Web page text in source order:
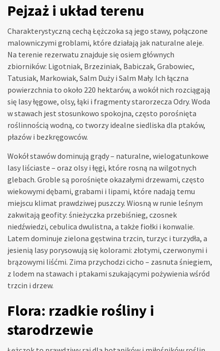
Pejzaż i układ terenu
Charakterystyczną cechą Łężczoka są jego stawy, połączone
malowniczymi groblami, które działają jak naturalne aleje.
Na terenie rezerwatu znajduje się osiem głównych
zbiorników: Ligotniak, Brzeziniak, Babiczak, Grabowiec,
Tatusiak, Markowiak, Salm Duży i Salm Mały. Ich łączna
powierzchnia to około 220 hektarów, a wokół nich rozciągają
się lasy łęgowe, olsy, łąki i fragmenty starorzecza Odry. Woda
w stawach jest stosunkowo spokojna, często porośnięta
roślinnością wodną, co tworzy idealne siedliska dla ptaków,
płazów i bezkręgowców.
Wokół stawów dominują grądy – naturalne, wielogatunkowe
lasy liściaste – oraz olsy i łęgi, które rosną na wilgotnych
glebach. Groble są porośnięte okazałymi drzewami, często
wiekowymi dębami, grabami i lipami, które nadają temu
miejscu klimat prawdziwej puszczy. Wiosną w runie leśnym
zakwitają geofity: śnieżyczka przebiśnieg, czosnek
niedźwiedzi, cebulica dwulistna, a także fiołki i konwalie.
Latem dominuje zielona gęstwina trzcin, turzyc i turzydła, a
jesienią lasy porysowują się kolorami: złotymi, czerwonymi i
brązowymi liśćmi. Zima przychodzi cicho – zasnuta śniegiem,
z lodem na stawach i ptakami szukającymi pożywienia wśród
trzcin i drzew.
Flora: rzadkie rośliny i
starodrzewie